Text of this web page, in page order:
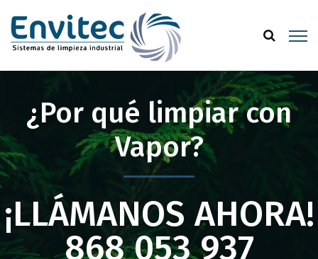
¿Por qué limpiar con
Vapor?
¡LLÁMANOS AHORA!
868 053 937